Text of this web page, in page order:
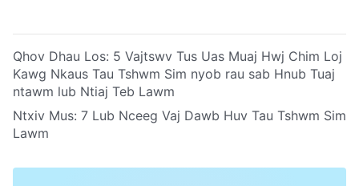
Qhov Dhau Los: 5 Vajtswv Tus Uas Muaj Hwj Chim Loj
Kawg Nkaus Tau Tshwm Sim nyob rau sab Hnub Tuaj
ntawm lub Ntiaj Teb Lawm
Ntxiv Mus: 7 Lub Nceeg Vaj Dawb Huv Tau Tshwm Sim
Lawm